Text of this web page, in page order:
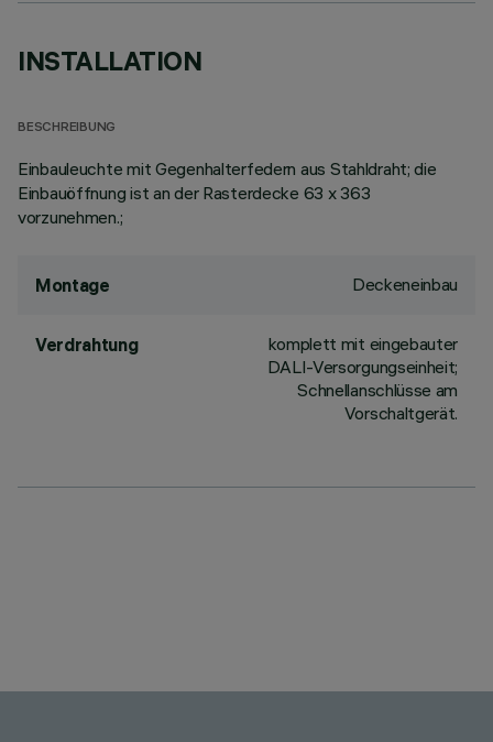
INSTALLATION
BESCHREIBUNG
Einbauleuchte mit Gegenhalterfedern aus Stahldraht; die
Einbauöffnung ist an der Rasterdecke 63 x 363
vorzunehmen.;
Montage Deckeneinbau
Verdrahtung
komplett mit eingebauter
DALI-Versorgungseinheit;
Schnellanschlüsse am
Vorschaltgerät.